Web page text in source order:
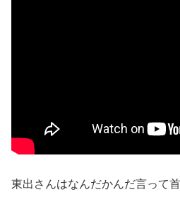
東出さんはなんだかんだ言って